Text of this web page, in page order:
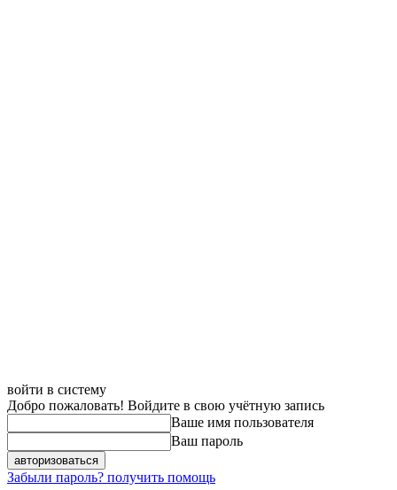
войти в систему
Добро пожаловать! Войдите в свою учётную запись
Ваше имя пользователя
Ваш пароль
Забыли пароль? получить помощь